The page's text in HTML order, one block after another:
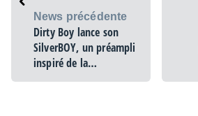
News précédente
Dirty Boy lance son
SilverBOY, un préampli
inspiré de la
collaboration avec Two